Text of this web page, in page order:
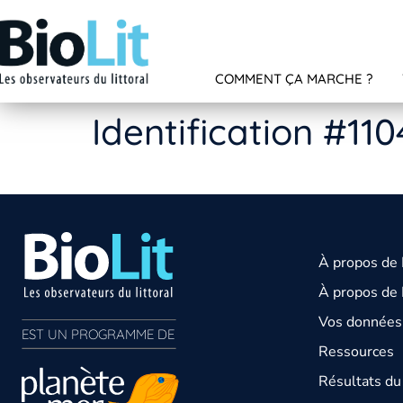
COMMENT ÇA MARCHE ?
Identification
EST UN PROGRAMME DE
À propos de
À propos de
Vos
Ressources
Résultats